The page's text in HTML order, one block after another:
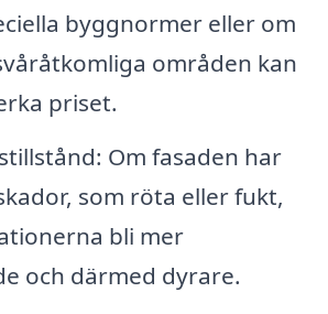
byggnormer eller om
områden kan
priset.
Om fasaden har
som röta eller fukt,
bli mer
och därmed dyrare.